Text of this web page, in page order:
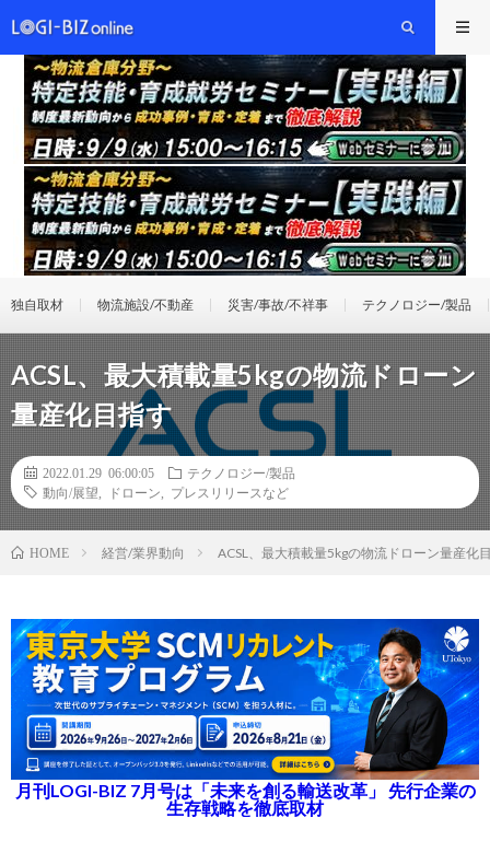
独自取材 物流施設/不動産 災害/事故/不祥事 テクノロジー/製品
ACSL、最大積載量5kgの物流ドローン
量産化目指す
2022.01.29 06:00:05
テクノロジー/製品
動向/展望
ドローン プレスリリースなど
HOME 経営/業界動向 ACSL、最大積載量5kgの物流ドローン量産化
月刊LOGI-BIZ 7月号は「未来を創る輸送改革」 先行企業の
生存戦略を徹底取材